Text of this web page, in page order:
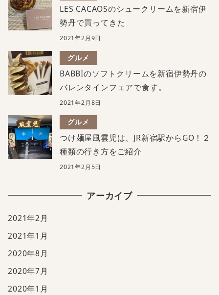
LES CACAOSのシュークリームを新宿伊
勢丹で買ってきた
2021年2月9日
グルメ
BABBIのソフトクリームを新宿伊勢丹の
バレンタインフェアで食す。
2021年2月8日
グルメ
つけ麺屋風雲児は、JR新宿駅からGO！２
種類の行き方をご紹介
2021年2月5日
アーカイブ
2021年2月
2021年1月
2020年8月
2020年7月
2020年1月